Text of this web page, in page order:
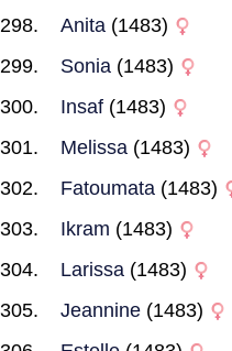
Anita (1483)
Sonia (1483)
Insaf (1483)
Melissa (1483)
Fatoumata (1483)
Ikram (1483)
Larissa (1483)
Jeannine (1483)